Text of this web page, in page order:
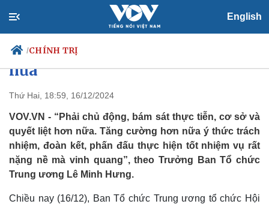
English
/CHÍNH TRỊ
Chính trị
Đảng
Tổ chức nhân sự
Quốc hội
Nhận diện sự thật
Xã hội
Tin 24h
Dự báo thời tiết
Giáo dục
Dấu ấn VOV
Trưởng Ban Tổ chức Trung ương:
Phải chủ động và quyết liệt hơn
nữa
Thứ Hai, 18:59, 16/12/2024
VOV.VN - “Phải chủ động, bám sát thực tiễn, cơ sở và
quyết liệt hơn nữa. Tăng cường hơn nữa ý thức trách
nhiệm, đoàn kết, phấn đấu thực hiện tốt nhiệm vụ rất
nặng nề mà vinh quang”, theo Trưởng Ban Tổ chức
Trung ương Lê Minh Hưng.
Chiều nay (16/12), Ban Tổ chức Trung ương tổ chức Hội